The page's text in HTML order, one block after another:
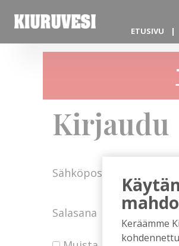
ETUSIVU
Kirjaudu
Sähköposti
Salasana
Keräämme